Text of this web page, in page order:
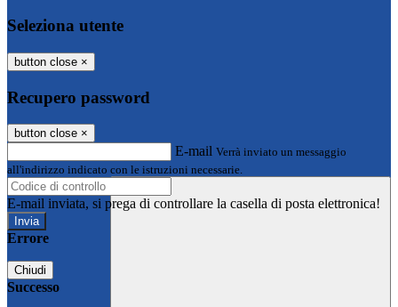
Seleziona utente
button close ×
Recupero password
button close ×
E-mail Verrà inviato un messaggio
all'indirizzo indicato con le istruzioni necessarie.
E-mail inviata, si prega di controllare la casella di posta elettronica!
Errore
Chiudi
Successo